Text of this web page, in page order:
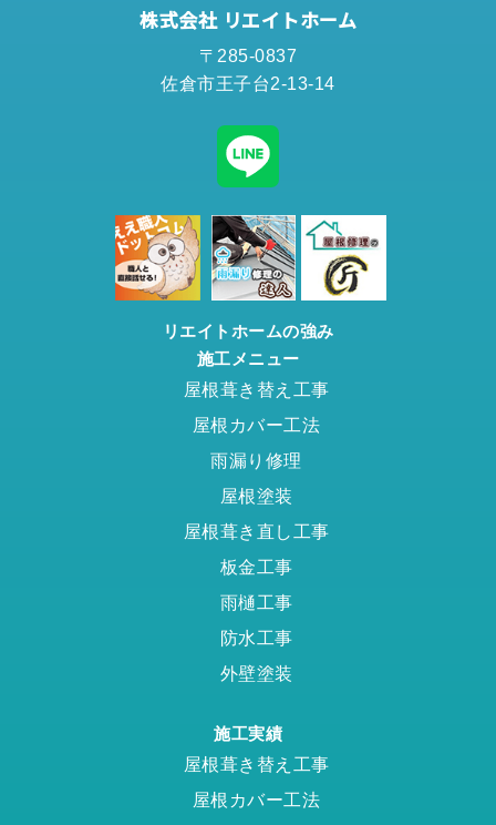
株式会社 リエイトホーム
〒285-0837
佐倉市王子台2-13-14
リエイトホームの強み
施工メニュー
屋根葺き替え工事
屋根カバー工法
雨漏り修理
屋根塗装
屋根葺き直し工事
板金工事
雨樋工事
防水工事
外壁塗装
施工実績
屋根葺き替え工事
屋根カバー工法